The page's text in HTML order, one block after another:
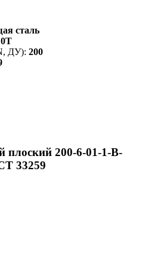
сталь
ДУ): 200
200-6-01-1-В-
33259